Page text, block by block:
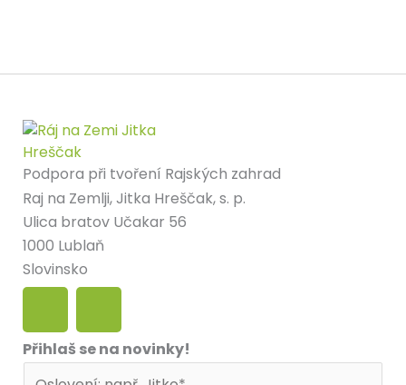
Podpora při tvoření Rajských zahrad
Raj na Zemlji, Jitka Hreščak, s. p.
Ulica bratov Učakar 56
1000 Lublaň
Slovinsko
F
a
I
n
Přihlaš se na novinky!